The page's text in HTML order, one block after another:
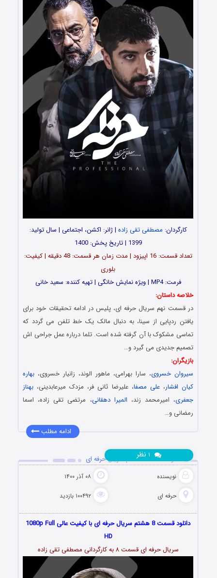
کارگردان: مصطفی تقی زاده | ژانر: اکشن، اجتماعی | سال تولید:
1399 | تاریخ پخش: 1400
تعداد قسمت: 16 اپیزود | مدت زمان هر قسمت: 48 دقیقه | کیفیت:
بلوری
فرمت: MP4 | ویژه نمایش خانگی | تهیه کننده: سعید خانی
خلاصه داستان:
در قسمت نهم سریال حرفه ای، پلیس در ادامه تحقیقات خود برای
یافتن ردپایی از سینا، به دنبال مالک یک خط تلفن می گردد که
تماسی مشکوک با آن گرفته شده است. تلما درباره عمل جراحی اش
تصمیم جدیدی می گیرد و…
بازیگران:
سیروان خسروی، سارا بهرامی، ماهور الوند، زانیار خسروی، بهاره
کیان افشار،علی مصفا، علیرضا ثانی فر، مزدک میرعابدینی، بهناز
جعفری، امیرمحمد زند، المیرا دهقانی، مرتضی تقی زاده، اسما
رمضانی و…
ادامه مطلب
دانلود قسمت 8 هشتم سریال حرفه ای
نویسنده ۰۸ آذر ۱۴۰۰
حرفه ای ۱۰۰۴۹۲ بازدید
نظر
دانلود قسمت 8 هشتم سریال حرفه ای با کیفیت عالی 1080p Full
HD
سریال حرفه ای قسمت ۸ به کارگردانی مصطفی تقی زاده